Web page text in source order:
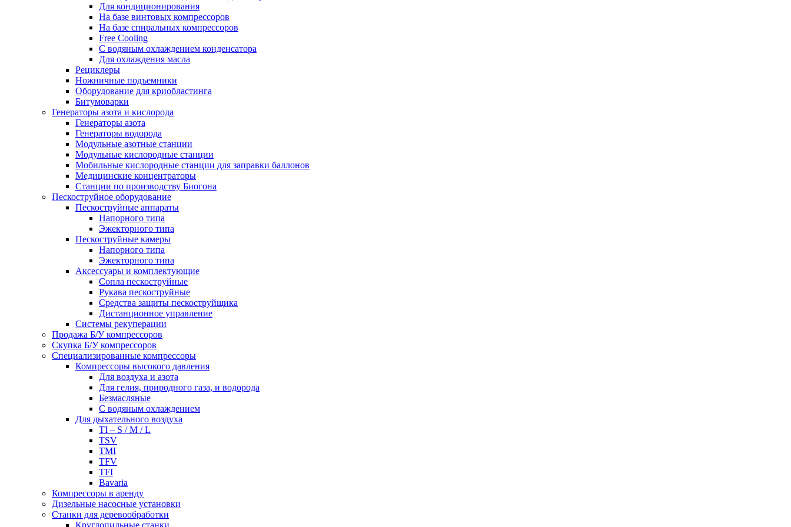
Для кондиционирования
На базе винтовых компрессоров
На базе спиральных компрессоров
Free Cooling
С водяным охлаждением конденсатора
Для охлаждения масла
Рециклеры
Ножничные подъемники
Оборудование для криобластинга
Битумоварки
Генераторы азота и кислорода
Генераторы азота
Генераторы водорода
Модульные азотные станции
Модульные кислородные станции
Мобильные кислородные станции для заправки баллонов
Медицинские концентраторы
Станции по производству Биогона
Пескоструйное оборудование
Пескоструйные аппараты
Напорного типа
Эжекторного типа
Пескоструйные камеры
Напорного типа
Эжекторного типа
Аксессуары и комплектующие
Сопла пескоструйные
Рукава пескоструйные
Средства защиты пескоструйщика
Дистанционное управление
Системы рекуперации
Продажа Б/У компрессоров
Скупка Б/У компрессоров
Специализированные компрессоры
Компрессоры высокого давления
Для воздуха и азота
Для гелия, природного газа, и водорода
Безмасляные
С водяным охлаждением
Для дыхательного воздуха
TI – S / M / L
TSV
TMI
TFV
TFI
Bavaria
Компрессоры в аренду
Дизельные насосные установки
Станки для деревообработки
Круглопильные станки